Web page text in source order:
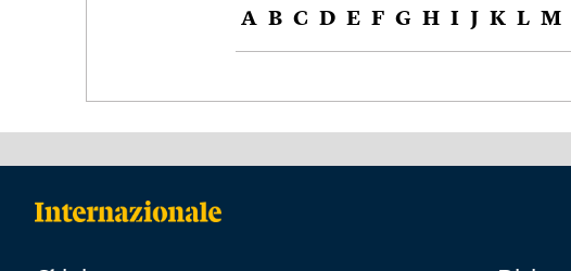
A B C D E F G H I J K L M